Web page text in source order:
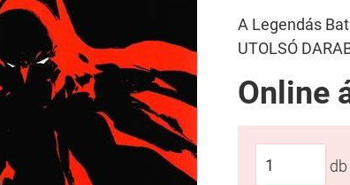
A Legendás
UTOLSÓ
Online
db